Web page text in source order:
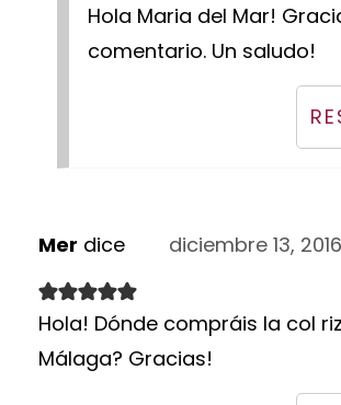
Hola Maria del Mar!
comentario. Un saludo!
Mer dice diciembre 13,
Hola! Dónde compráis la col
Málaga? Gracias!